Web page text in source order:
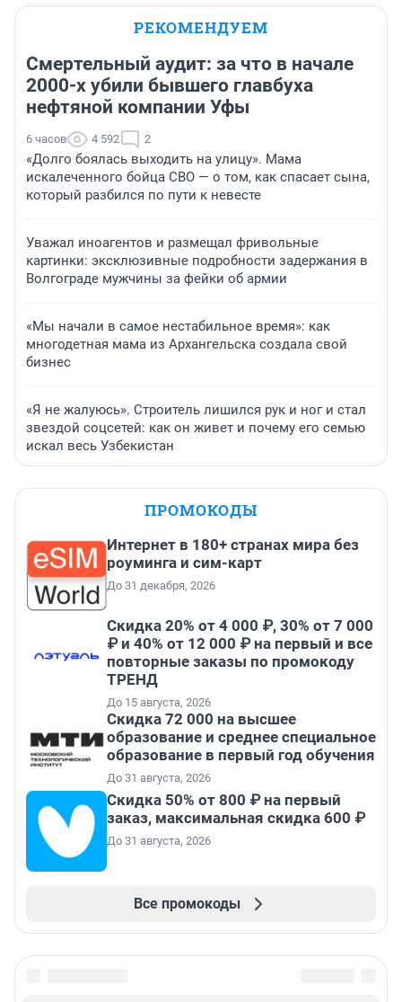
РЕКОМЕНДУЕМ
Смертельный аудит: за что в начале
2000-х убили бывшего главбуха
нефтяной компании Уфы
6 часов 4 592 2
«Долго боялась выходить на улицу». Мама
искалеченного бойца СВО — о том, как спасает сына,
который разбился по пути к невесте
Уважал иноагентов и размещал фривольные
картинки: эксклюзивные подробности задержания в
Волгограде мужчины за фейки об армии
«Мы начали в самое нестабильное время»: как
многодетная мама из Архангельска создала свой
бизнес
«Я не жалуюсь». Строитель лишился рук и ног и стал
звездой соцсетей: как он живет и почему его семью
искал весь Узбекистан
ПРОМОКОДЫ
Интернет в 180+ странах мира без
роуминга и сим-карт
До 31 декабря, 2026
Скидка 20% от 4 000 ₽, 30% от 7 000
₽ и 40% от 12 000 ₽ на первый и все
повторные заказы по промокоду
ТРЕНД
До 15 августа, 2026
Скидка 72 000 на высшее
образование и среднее специальное
образование в первый год обучения
До 31 августа, 2026
Скидка 50% от 800 ₽ на первый
заказ, максимальная скидка 600 ₽
До 31 августа, 2026
Все промокоды